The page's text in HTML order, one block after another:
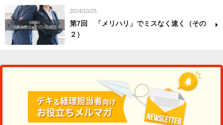
2024/10/25
第7回 「メリハリ」でミスなく速く（その
２）